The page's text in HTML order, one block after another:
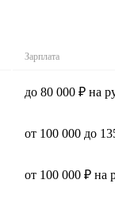
Зарплата
до 80 000 ₽ на
от 100 000 до
от 100 000 ₽ на